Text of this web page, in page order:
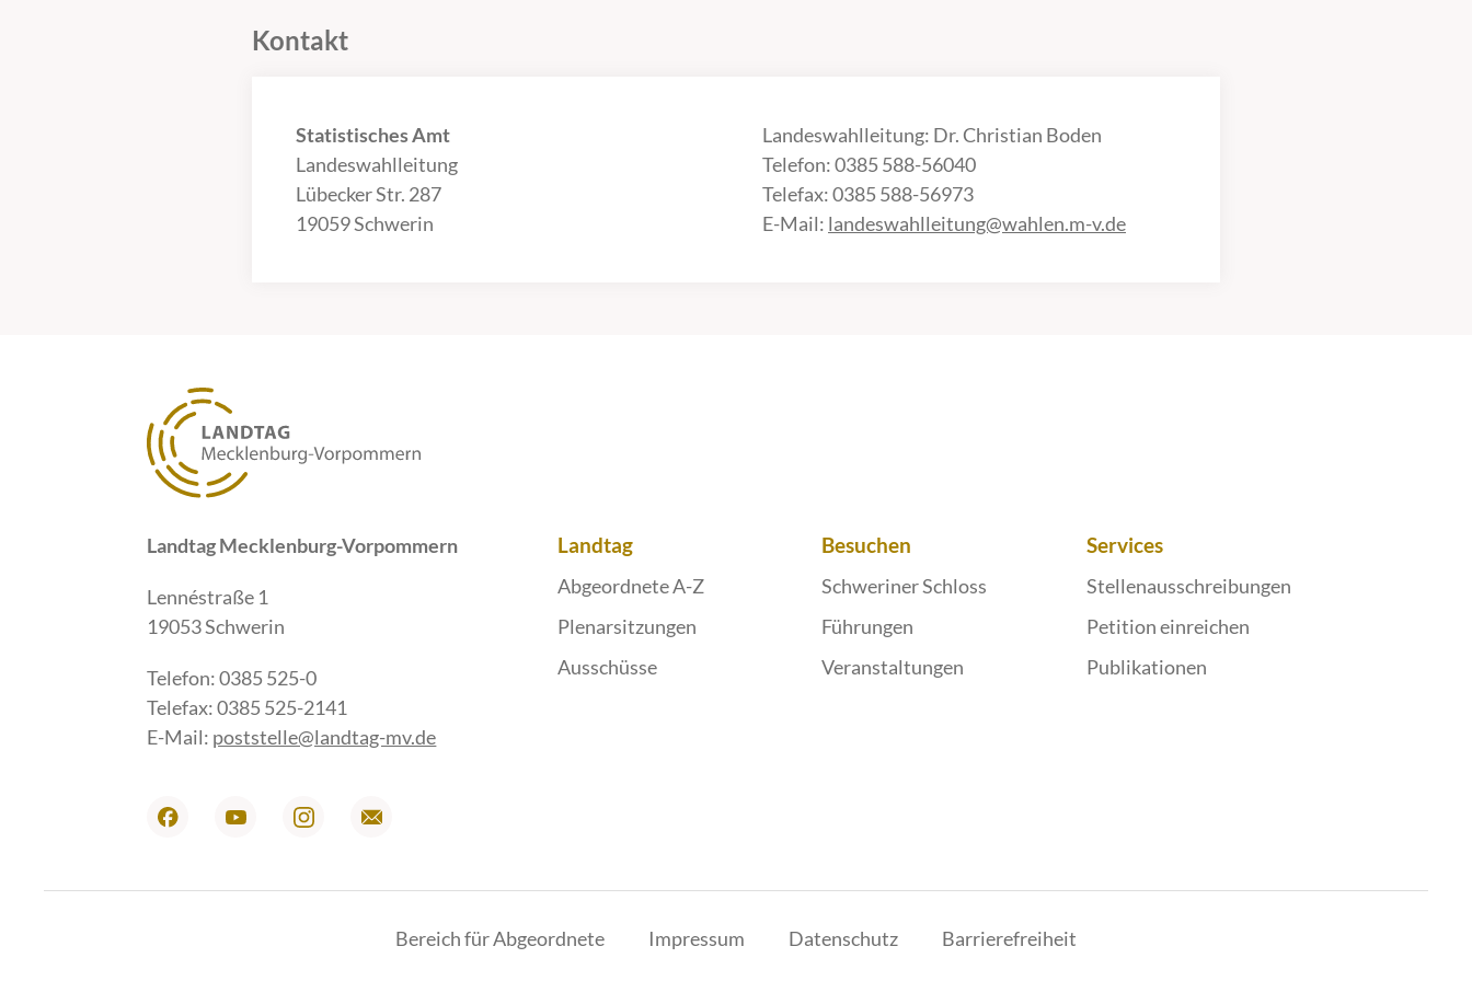
Kontakt
Statistisches Amt
Landeswahlleitung
Lübecker Str. 287
19059 Schwerin
Landeswahlleitung: Dr. Christian Boden
Telefon: 0385 588-56040
Telefax: 0385 588-56973
E-Mail: landeswahlleitung@wahlen.m-v.de
Landtag Mecklenburg-Vorpommern
Lennéstraße 1
19053 Schwerin
Telefon: 0385 525-0
Telefax: 0385 525-2141
E-Mail: poststelle@landtag-mv.de
Landtag
Abgeordnete A-Z
Plenarsitzungen
Ausschüsse
Besuchen
Schweriner Schloss
Führungen
Veranstaltungen
Services
Stellenausschreibungen
Petition einreichen
Publikationen
Bereich für Abgeordnete Impressum Datenschutz Barrierefreiheit